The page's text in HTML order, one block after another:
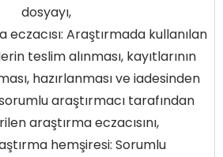
dosyayı,
eczacısı: Araştırmada kullanılan
teslim alınması, kayıtlarının
hazırlanması ve iadesinden
araştırmacı tarafından
araştırma eczacısını,
hemşiresi: Sorumlu